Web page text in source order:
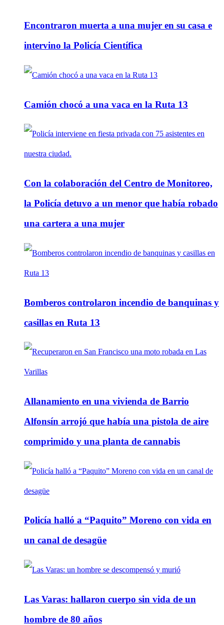
Encontraron muerta a una mujer en su casa e
intervino la Policía Científica
Camión chocó a una vaca en la Ruta 13
Con la colaboración del Centro de Monitoreo,
la Policía detuvo a un menor que había robado
una cartera a una mujer
Bomberos controlaron incendio de banquinas y
casillas en Ruta 13
Allanamiento en una vivienda de Barrio
Alfonsín arrojó que había una pistola de aire
comprimido y una planta de cannabis
Policía halló a “Paquito” Moreno con vida en
un canal de desagüe
Las Varas: hallaron cuerpo sin vida de un
hombre de 80 años